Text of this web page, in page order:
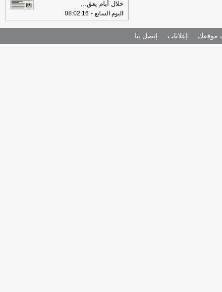
خلال أيام يعق...
اليوم السابع -
08:02:16
موقعك إعلانات إتصل بنا